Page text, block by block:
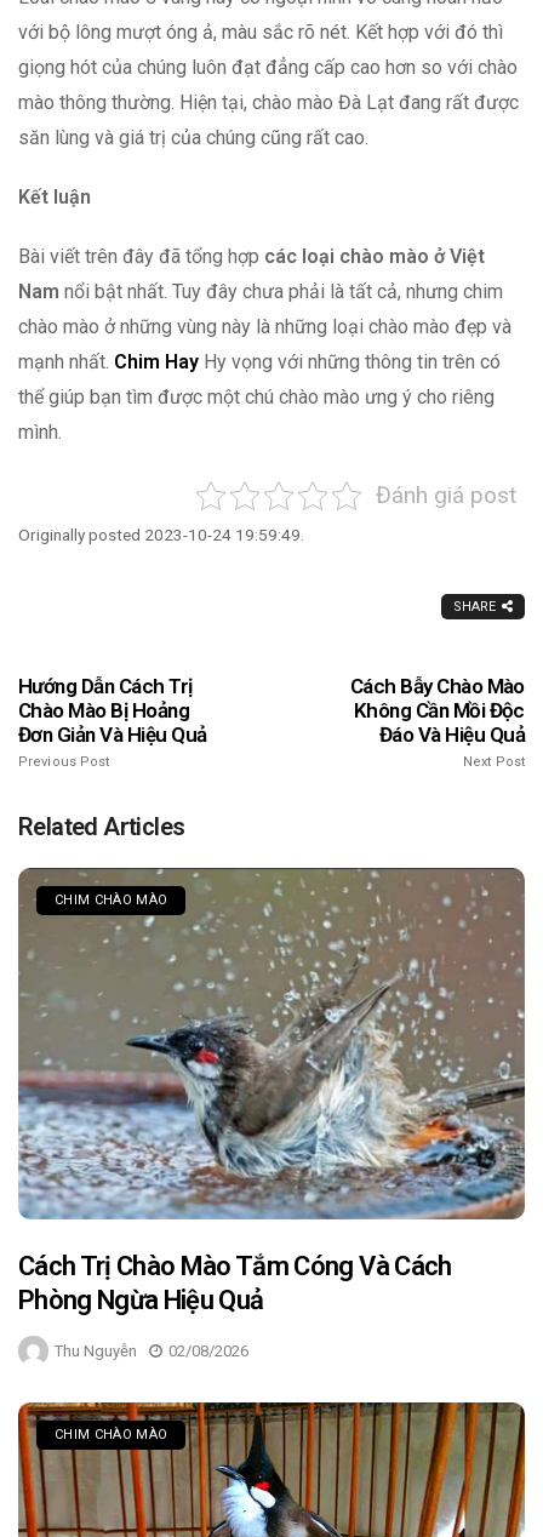
với bộ lông mượt óng ả, màu sắc rõ nét. Kết hợp với đó thì
giọng hót của chúng luôn đạt đẳng cấp cao hơn so với chào
mào thông thường. Hiện tại, chào mào Đà Lạt đang rất được
săn lùng và giá trị của chúng cũng rất cao.
Kết luận
Bài viết trên đây đã tổng hợp các loại chào mào ở Việt
Nam nổi bật nhất. Tuy đây chưa phải là tất cả, nhưng chim
chào mào ở những vùng này là những loại chào mào đẹp và
mạnh nhất. Chim Hay Hy vọng với những thông tin trên có
thể giúp bạn tìm được một chú chào mào ưng ý cho riêng
mình.
Đánh giá post
Originally posted 2023-10-24 19:59:49.
SHARE
Hướng Dẫn Cách Trị
Chào Mào Bị Hoảng
Đơn Giản Và Hiệu Quả
Previous Post
Cách Bẫy Chào Mào
Không Cần Mồi Độc
Đáo Và Hiệu Quả
Next Post
Related Articles
CHIM CHÀO MÀO
Cách Trị Chào Mào Tắm Cóng Và Cách
Phòng Ngừa Hiệu Quả
Thu Nguyễn 02/08/2026
CHIM CHÀO MÀO